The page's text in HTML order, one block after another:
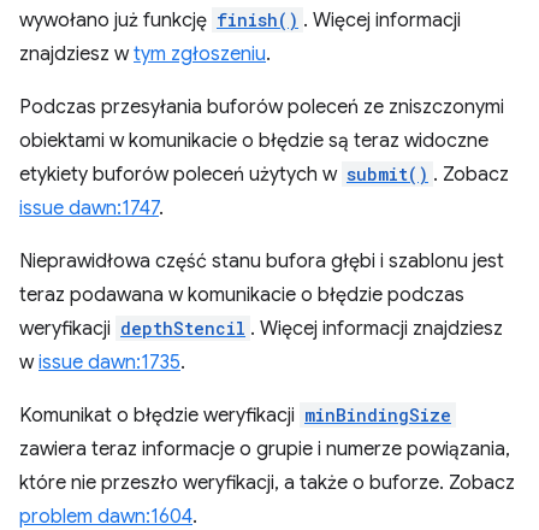
wywołano już funkcję finish() . Więcej informacji
znajdziesz wtym zgłoszeniu.
Podczas przesyłania buforów poleceń ze zniszczonymi
obiektami w komunikacie o błędzie są teraz widoczne
etykiety buforów poleceń użytych w submit() . Zobacz
issue dawn:1747.
Nieprawidłowa część stanu bufora głębi i szablonu jest
teraz podawana w komunikacie o błędzie podczas
weryfikacji depthStencil . Więcej informacji znajdziesz
wissue dawn:1735.
Komunikat o błędzie weryfikacji minBindingSize
zawiera teraz informacje o grupie i numerze powiązania,
które nie przeszło weryfikacji, a także o buforze. Zobacz
problem dawn:1604.